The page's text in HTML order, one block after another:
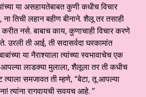
या असहायतेबाबत कुणी कधीच विचार
ना तिची लहान बहीण बीनाने. शैलू तर तसाही
करीत नसे. बाबाच काय, कुणाचाही विचार करणे
उरली ती आई, ती सदासर्वदा घरकामांत
या नैराश्याला त्यांच्या स्वभावाचेच एक
लाडक्या मुलाला, शैलूला तर ती कधीच
समजावत ती म्हणे, “बेटा, तू आपल्या
त्यांना रागवायची सवयच आहे. ”